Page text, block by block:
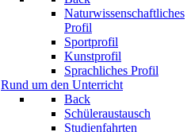
Naturwissenschaftliches
Profil
Sportprofil
Kunstprofil
Sprachliches Profil
Rund um den Unterricht
Back
Schüleraustausch
Studienfahrten